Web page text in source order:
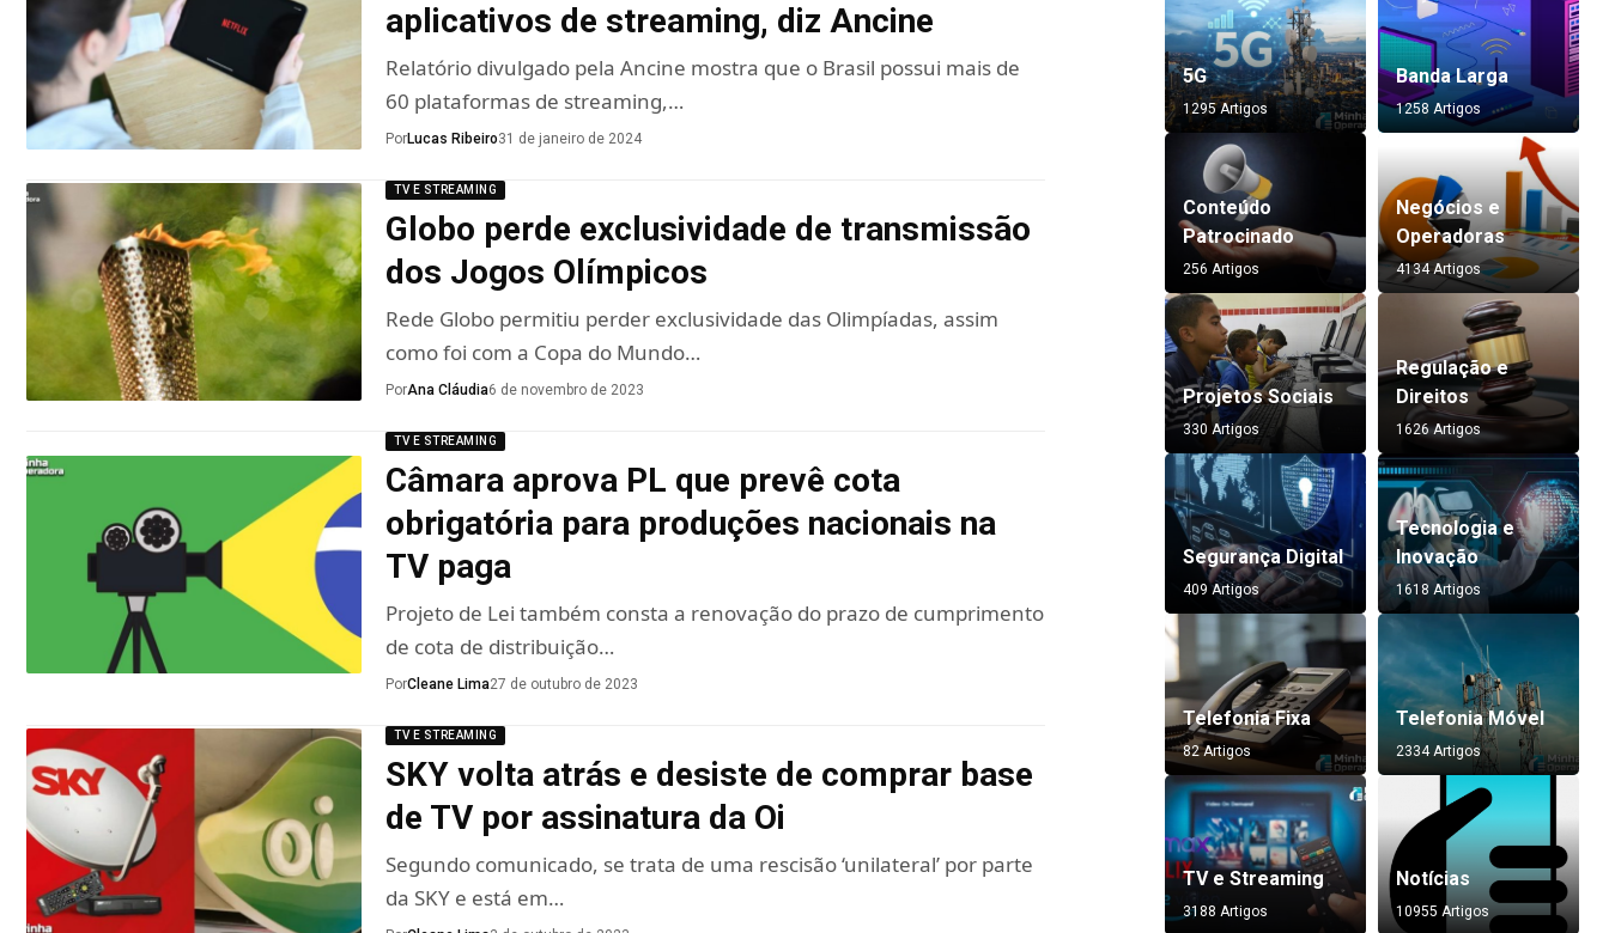
aplicativos de streaming, diz Ancine
Relatório divulgado pela Ancine mostra que o Brasil possui mais de
60 plataformas de streaming,…
PorLucas Ribeiro31 de janeiro de 2024
TV E STREAMING
Globo perde exclusividade de transmissão
dos Jogos Olímpicos
Rede Globo permitiu perder exclusividade das Olimpíadas, assim
como foi com a Copa do Mundo…
PorAna Cláudia6 de novembro de 2023
TV E STREAMING
Câmara aprova PL que prevê cota
obrigatória para produções nacionais na
TV paga
Projeto de Lei também consta a renovação do prazo de cumprimento
de cota de distribuição…
PorCleane Lima27 de outubro de 2023
TV E STREAMING
SKY volta atrás e desiste de comprar base
de TV por assinatura da Oi
Segundo comunicado, se trata de uma rescisão ‘unilateral’ por parte
da SKY e está em…
5G
1295 Artigos
Banda Larga
1258 Artigos
Conteúdo
Patrocinado
256 Artigos
Negócios e
Operadoras
4134 Artigos
Projetos Sociais
330 Artigos
Regulação e
Direitos
1626 Artigos
Segurança Digital
409 Artigos
Tecnologia e
Inovação
1618 Artigos
Telefonia Fixa
82 Artigos
Telefonia Móvel
2334 Artigos
TV e Streaming
3188 Artigos
Notícias
10955 Artigos